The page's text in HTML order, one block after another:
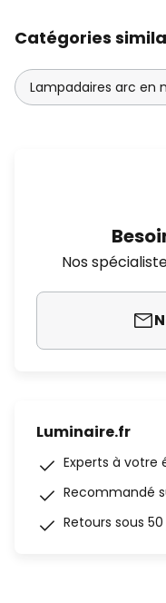
Catégories
Lampadaires arc en
Nos
Luminaire.fr
Experts à votre
Recommandé
Retours sous